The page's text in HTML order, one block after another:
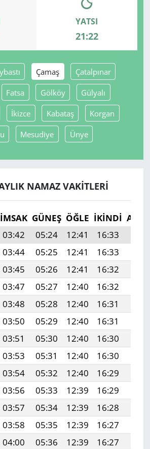
YATSI
21:22
Çamaş Çatalpınar
Fatsa Gölköy Gülyalı
İkizce Kabataş Korgan
Mesudiye Ünye
NAMAZ VAKITLERI
İMSAK GÜNEŞ ÖĞLE İKINDI
03:42 05:24 12:41 16:33
03:44 05:25 12:41 16:33
03:45 05:26 12:41 16:32
03:47 05:27 12:40 16:32
03:48 05:28 12:40 16:31
03:50 05:29 12:40 16:31
03:51 05:30 12:40 16:30
03:53 05:31 12:40 16:30
03:54 05:32 12:40 16:29
03:56 05:33 12:39 16:29
03:57 05:34 12:39 16:28
03:58 05:35 12:39 16:27
04:00 05:36 12:39 16:27